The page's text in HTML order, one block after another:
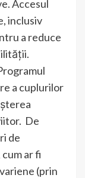
Accesul
inclusiv
a reduce
a cuplurilor
De
de
ar fi
(prin